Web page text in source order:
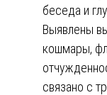
беседа и
Выявлены
кошмары,
связано с